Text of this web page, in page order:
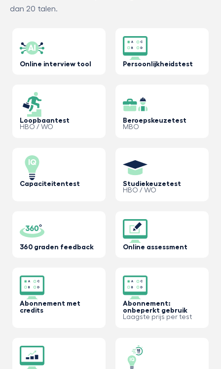
dan 20 talen.
Online interview tool Persoonlijkheidstest
Loopbaantest
HBO / WO
Beroepskeuzetest
MBO
Capaciteitentest
Studiekeuzetest
HBO / WO
360 graden feedback Online assessment
Abonnement met
credits
Abonnement:
onbeperkt gebruik
Laagste prijs per test